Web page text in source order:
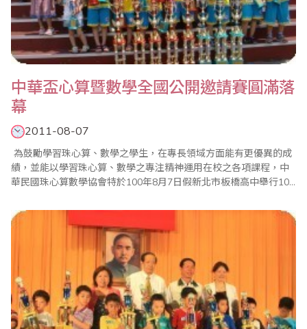
中華盃心算暨數學全國公開邀請賽圓滿落
幕
2011-08-07
為鼓勵學習珠心算、數學之學生，在專長領域方面能有更優異的成
績，並能以學習珠心算、數學之專注精神運用在校之各項課程，中
華民國珠心算數學協會特於100年8月7日假新北市板橋高中舉行100
名譽會長、中華民國珠心算數學協會理事長鄭逢時親臨現場，他提
及學習珠心算並將其與學校的數學課程結合可刺激學習動機，提升